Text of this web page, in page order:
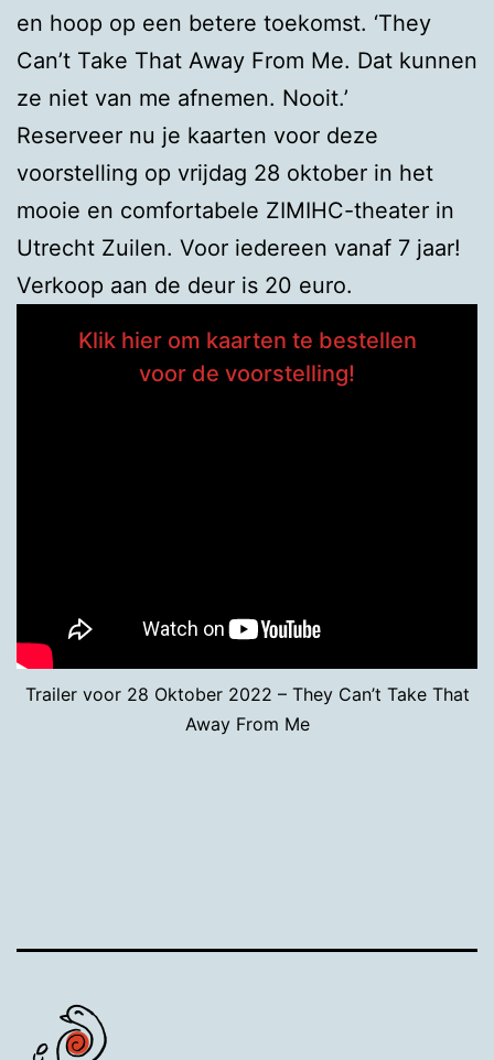
en hoop op een betere toekomst. ‘They
Can’t Take That Away From Me. Dat kunnen
ze niet van me afnemen. Nooit.’
Reserveer nu je kaarten voor deze
voorstelling op vrijdag 28 oktober in het
mooie en comfortabele ZIMIHC-theater in
Utrecht Zuilen. Voor iedereen vanaf 7 jaar!
Verkoop aan de deur is 20 euro.
Klik hier om kaarten te bestellen
voor de voorstelling!
Trailer voor 28 Oktober 2022 – They Can’t Take That
Away From Me